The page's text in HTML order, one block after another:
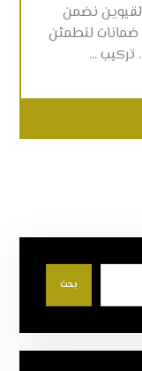
نضمن
ضمانات لتطمئن
تركيب ...
بحث